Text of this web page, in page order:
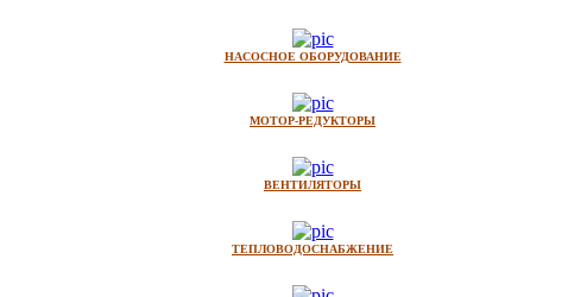
НАСОСНОЕ ОБОРУДОВАНИЕ
МОТОР-РЕДУКТОРЫ
ВЕНТИЛЯТОРЫ
ТЕПЛОВОДОСНАБЖЕНИЕ